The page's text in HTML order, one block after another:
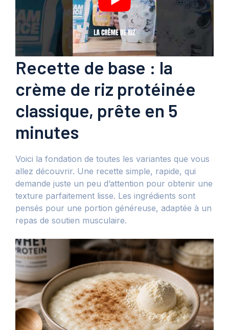
Recette de base : la
crème de riz protéinée
classique, prête en 5
minutes
Voici la fondation de toutes les variantes que vous
allez découvrir. Une recette simple, rapide, qui
demande juste un peu d’attention pour obtenir une
texture parfaitement lisse. Les ingrédients sont
pensés pour une portion généreuse, adaptée à un
repas de soutien musculaire.